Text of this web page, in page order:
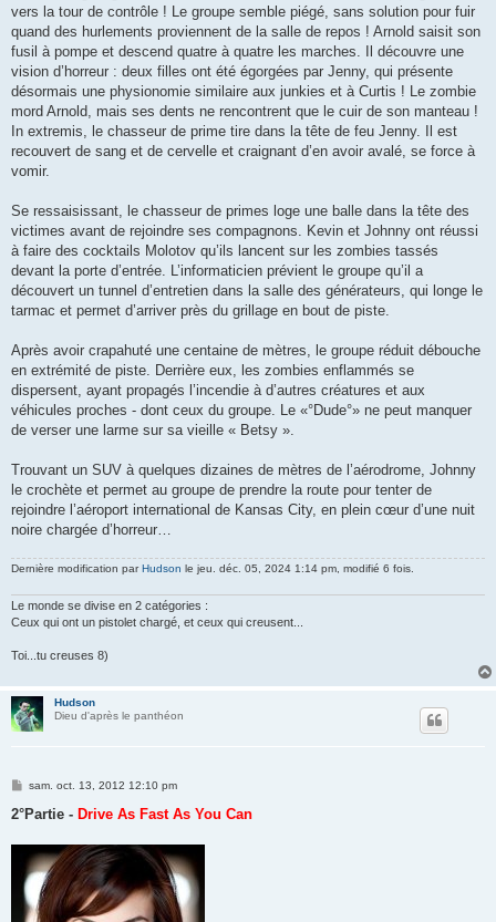
vers la tour de contrôle ! Le groupe semble piégé, sans solution pour fuir
quand des hurlements proviennent de la salle de repos ! Arnold saisit son
fusil à pompe et descend quatre à quatre les marches. Il découvre une
vision d’horreur : deux filles ont été égorgées par Jenny, qui présente
désormais une physionomie similaire aux junkies et à Curtis ! Le zombie
mord Arnold, mais ses dents ne rencontrent que le cuir de son manteau !
In extremis, le chasseur de prime tire dans la tête de feu Jenny. Il est
recouvert de sang et de cervelle et craignant d’en avoir avalé, se force à
vomir.
Se ressaisissant, le chasseur de primes loge une balle dans la tête des
victimes avant de rejoindre ses compagnons. Kevin et Johnny ont réussi
à faire des cocktails Molotov qu’ils lancent sur les zombies tassés
devant la porte d’entrée. L’informaticien prévient le groupe qu’il a
découvert un tunnel d’entretien dans la salle des générateurs, qui longe le
tarmac et permet d’arriver près du grillage en bout de piste.
Après avoir crapahuté une centaine de mètres, le groupe réduit débouche
en extrémité de piste. Derrière eux, les zombies enflammés se
dispersent, ayant propagés l’incendie à d’autres créatures et aux
véhicules proches - dont ceux du groupe. Le «°Dude°» ne peut manquer
de verser une larme sur sa vieille « Betsy ».
Trouvant un SUV à quelques dizaines de mètres de l’aérodrome, Johnny
le crochète et permet au groupe de prendre la route pour tenter de
rejoindre l’aéroport international de Kansas City, en plein cœur d’une nuit
noire chargée d’horreur…
Dernière modification parHudson le jeu. déc. 05, 2024 1:14 pm, modifié 6 fois.
Le monde se divise en 2 catégories :
Ceux qui ont un pistolet chargé, et ceux qui creusent...
Toi...tu creuses 8)
Hudson
Dieu d'après le panthéon
M
s
e
sam. oct. 13, 2012 12:10 pm
2°Partie - Drive As Fast As You Can